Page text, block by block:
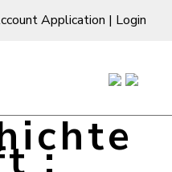
Application | Login